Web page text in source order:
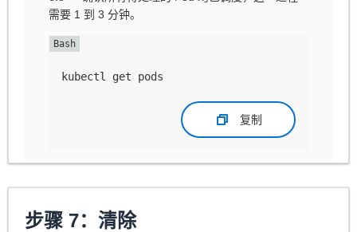
需要 1 到 3 分钟。
kubectl get pods
复制
步骤 7：清除